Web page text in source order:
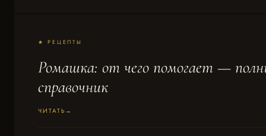
★ РЕЦЕПТЫ
Ромашка: от чего помогает —
справочник
ЧИТАТЬ